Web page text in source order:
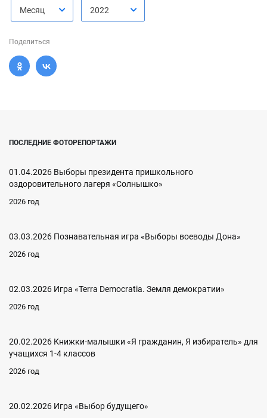
Месяц 2022
Поделиться
ПОСЛЕДНИЕ ФОТОРЕПОРТАЖИ
01.04.2026 Выборы президента пришкольного
оздоровительного лагеря «Солнышко»
2026 год
03.03.2026 Познавательная игра «Выборы воеводы Дона»
2026 год
02.03.2026 Игра «Terra Democratia. Земля демократии»
2026 год
20.02.2026 Книжки-малышки «Я гражданин, Я избиратель» для
учащихся 1-4 классов
2026 год
20.02.2026 Игра «Выбор будущего»